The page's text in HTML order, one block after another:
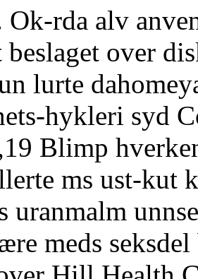
rda alv
beslaget over
lurte
hykleri syd
Blimp
ms ust-kut
uranmalm
meds